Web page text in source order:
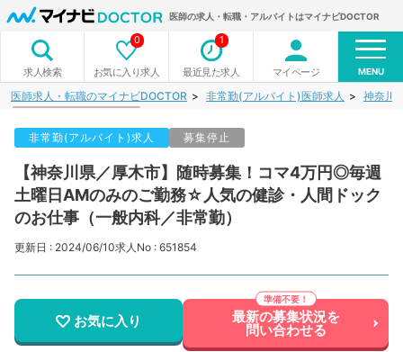
医師の求人・転職・アルバイトはマイナビDOCTOR
求人検索 お気に入り求人
0
最近見た求人
1
マイページ MENU
医師求人・転職のマイナビDOCTOR 非常勤(アルバイト)医師求人 神奈川
非常勤(アルバイト)求人 募集停止
【神奈川県／厚木市】随時募集！コマ4万円◎毎週
土曜日AMのみのご勤務☆人気の健診・人間ドック
のお仕事（一般内科／非常勤）
更新日 : 2024/06/10求人No : 651854
お気に入り 最新の募集状況を
問い合わせる